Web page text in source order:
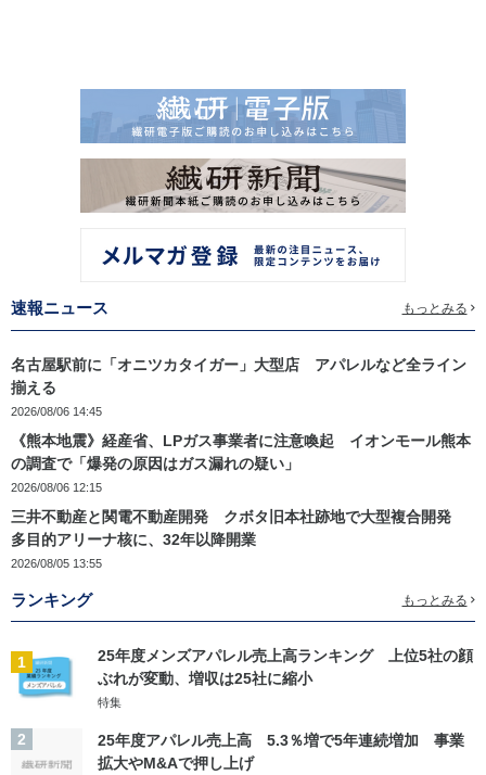
速報ニュース もっとみる
名古屋駅前に「オニツカタイガー」大型店 アパレルなど全ライン
揃える
2026/08/06 14:45
《熊本地震》経産省、LPガス事業者に注意喚起 イオンモール熊本
の調査で「爆発の原因はガス漏れの疑い」
2026/08/06 12:15
三井不動産と関電不動産開発 クボタ旧本社跡地で大型複合開発
多目的アリーナ核に、32年以降開業
2026/08/05 13:55
ランキング もっとみる
1
25年度メンズアパレル売上高ランキング 上位5社の顔
ぶれが変動、増収は25社に縮小
特集
2
25年度アパレル売上高 5.3％増で5年連続増加 事業
拡大やM&Aで押し上げ